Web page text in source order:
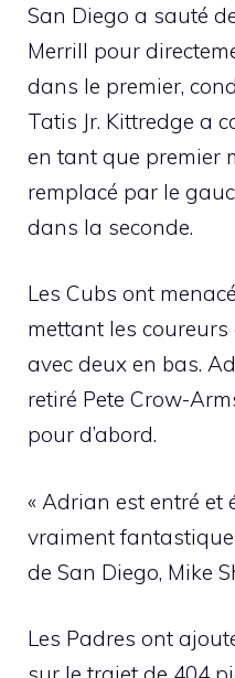
San Diego a sauté
Merrill pour
dans le premier,
Tatis Jr. Kittredge a
en tant que premier
remplacé par le
dans la seconde.
Les Cubs ont
mettant les
avec deux en bas.
retiré Pete Crow-
pour d’abord.
« Adrian est entré et
vraiment
de San Diego, Mike
Les Padres ont